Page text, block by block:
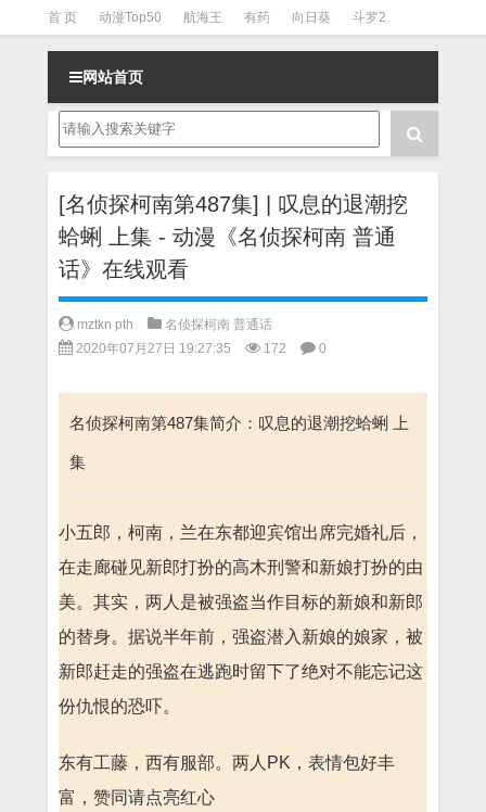
首 页 动漫Top50 航海王 有药 向日葵 斗罗2
斗罗3 火影 一拳超人 柯南 阴阳师 节目清单
网站首页
[名侦探柯南第487集] | 叹息的退潮挖
蛤蜊 上集 - 动漫《名侦探柯南 普通
话》在线观看
mztkn pth
名侦探柯南 普通话
2020年07月27日 19:27:35
172 0
名侦探柯南第487集简介：叹息的退潮挖蛤蜊 上
集
小五郎，柯南，兰在东都迎宾馆出席完婚礼后，
在走廊碰见新郎打扮的高木刑警和新娘打扮的由
美。其实，两人是被强盗当作目标的新娘和新郎
的替身。据说半年前，强盗潜入新娘的娘家，被
新郎赶走的强盗在逃跑时留下了绝对不能忘记这
份仇恨的恐吓。
东有工藤，西有服部。两人PK，表情包好丰
富，赞同请点亮红心